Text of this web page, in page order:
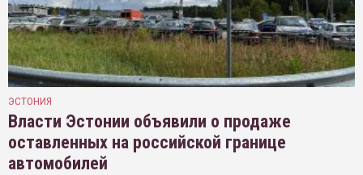
ЭСТОНИЯ
Власти Эстонии объявили о продаже
оставленных на российской границе
автомобилей